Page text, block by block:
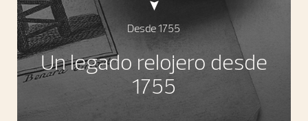
Desde 1755
Un legado relojero desde
1755